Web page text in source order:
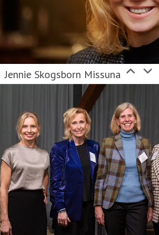
Jennie Skogsborn Missuna